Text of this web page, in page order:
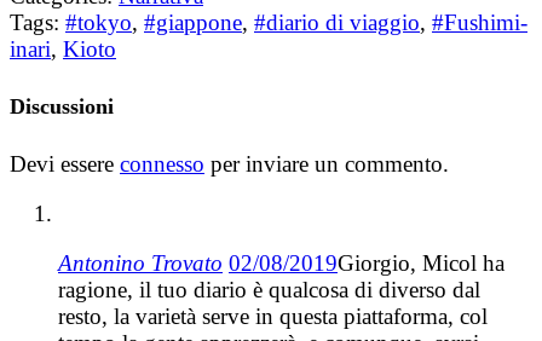
Tags: #tokyo, #giappone, #diario di viaggio, #Fushimi-
inari, Kioto
Discussioni
Devi essere connesso per inviare un commento.
Antonino Trovato 02/08/2019Giorgio, Micol ha
ragione, il tuo diario è qualcosa di diverso dal
resto, la varietà serve in questa piattaforma, col